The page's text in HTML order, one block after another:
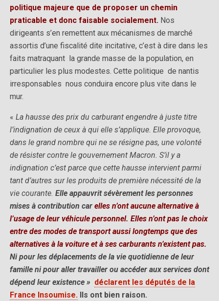
politique majeure que de proposer un chemin
praticable et donc faisable socialement. Nos
dirigeants s’en remettent aux mécanismes de marché
assortis d’une fiscalité dite incitative, c’est à dire dans les
faits matraquant la grande masse de la population, en
particulier les plus modestes. Cette politique de nantis
irresponsables nous conduira encore plus vite dans le
mur.
« La hausse des prix du carburant engendre à juste titre
l’indignation de ceux à qui elle s’applique. Elle provoque,
dans le grand nombre qui ne se résigne pas, une volonté
de résister contre le gouvernement Macron. S’il y a
indignation c’est parce que cette hausse intervient parmi
tant d’autres sur les produits de première nécessité de la
vie courante. Elle appauvrit sévèrement les personnes
mises à contribution car elles n’ont aucune alternative à
l’usage de leur véhicule personnel. Elles n’ont pas le choix
entre des modes de transport aussi longtemps que des
alternatives à la voiture et à ses carburants n’existent pas.
Ni pour les déplacements de la vie quotidienne de leur
famille ni pour aller travailler ou accéder aux services dont
dépend leur existence » déclarent les députés de la
France Insoumise. Ils ont bien raison.